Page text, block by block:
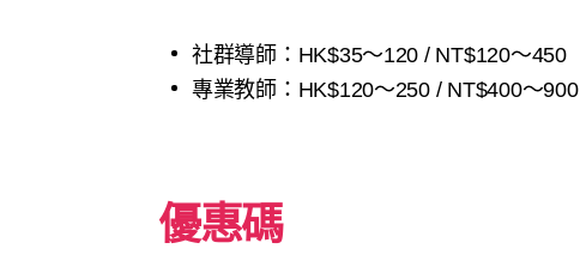
社群導師：HK$35～120 / NT$120～450
專業教師：HK$120～250 / NT$400～900
優惠碼